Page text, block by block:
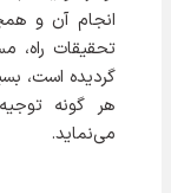
انجام آن و
تحقیقات راه،
گردیده است،
هر گونه
می‌نماید.